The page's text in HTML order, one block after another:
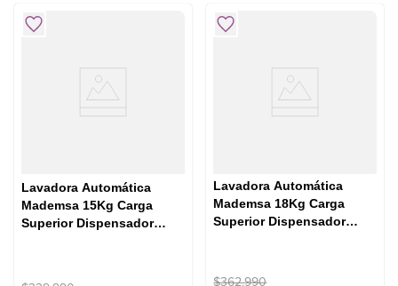
Lavadora Automática
Mademsa 15Kg Carga
Superior Dispensador
Lavadora Automática
Mademsa 18Kg Carga
Superior Dispensador
$362.990